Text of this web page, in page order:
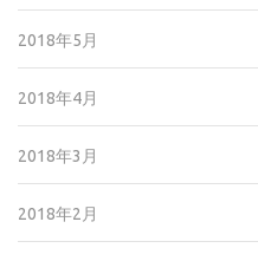
2018年5月
2018年4月
2018年3月
2018年2月